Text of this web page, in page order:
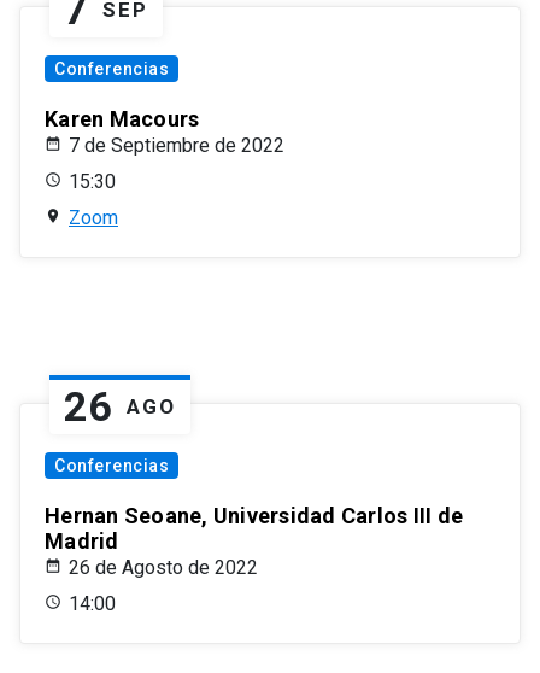
7 SEP
Conferencias
Karen Macours
7 de Septiembre de 2022
15:30
Zoom
26 AGO
Conferencias
Hernan Seoane, Universidad Carlos III de
Madrid
26 de Agosto de 2022
14:00